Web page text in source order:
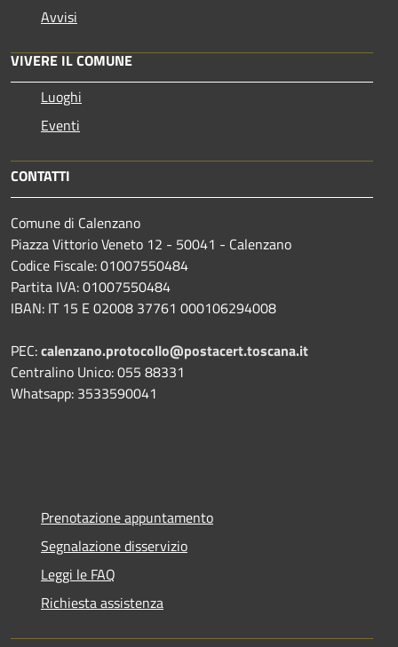
Avvisi
VIVERE IL COMUNE
Luoghi
Eventi
CONTATTI
Comune di Calenzano
Piazza Vittorio Veneto 12 - 50041 - Calenzano
Codice Fiscale: 01007550484
Partita IVA: 01007550484
IBAN: IT 15 E 02008 37761 000106294008
PEC:calenzano.protocollo@postacert.toscana.it
Centralino Unico: 055 88331
Whatsapp: 3533590041
Prenotazione appuntamento
Segnalazione disservizio
Leggi le FAQ
Richiesta assistenza